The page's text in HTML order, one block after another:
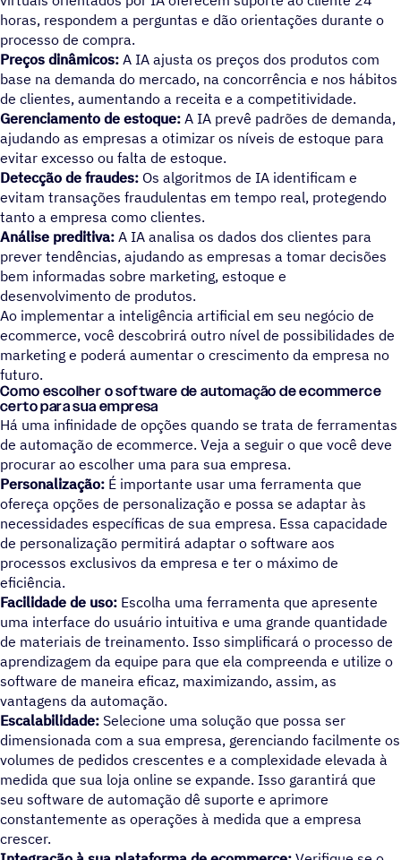
horas, respondem a perguntas e dão orientações durante o
processo de compra.
Preços dinâmicos: A IA ajusta os preços dos produtos com
base na demanda do mercado, na concorrência e nos hábitos
de clientes, aumentando a receita e a competitividade.
Gerenciamento de estoque: A IA prevê padrões de demanda,
ajudando as empresas a otimizar os níveis de estoque para
evitar excesso ou falta de estoque.
Detecção de fraudes: Os algoritmos de IA identificam e
evitam transações fraudulentas em tempo real, protegendo
tanto a empresa como clientes.
Análise preditiva: A IA analisa os dados dos clientes para
prever tendências, ajudando as empresas a tomar decisões
bem informadas sobre marketing, estoque e
desenvolvimento de produtos.
Ao implementar a inteligência artificial em seu negócio de
ecommerce, você descobrirá outro nível de possibilidades de
marketing e poderá aumentar o crescimento da empresa no
futuro.
Como escolher o software de automação de ecommerce
certo para sua empresa
Há uma infinidade de opções quando se trata de ferramentas
de automação de ecommerce. Veja a seguir o que você deve
procurar ao escolher uma para sua empresa.
Personalização: É importante usar uma ferramenta que
ofereça opções de personalização e possa se adaptar às
necessidades específicas de sua empresa. Essa capacidade
de personalização permitirá adaptar o software aos
processos exclusivos da empresa e ter o máximo de
eficiência.
Facilidade de uso: Escolha uma ferramenta que apresente
uma interface do usuário intuitiva e uma grande quantidade
de materiais de treinamento. Isso simplificará o processo de
aprendizagem da equipe para que ela compreenda e utilize o
software de maneira eficaz, maximizando, assim, as
vantagens da automação.
Escalabilidade: Selecione uma solução que possa ser
dimensionada com a sua empresa, gerenciando facilmente os
volumes de pedidos crescentes e a complexidade elevada à
medida que sua loja online se expande. Isso garantirá que
seu software de automação dê suporte e aprimore
constantemente as operações à medida que a empresa
crescer.